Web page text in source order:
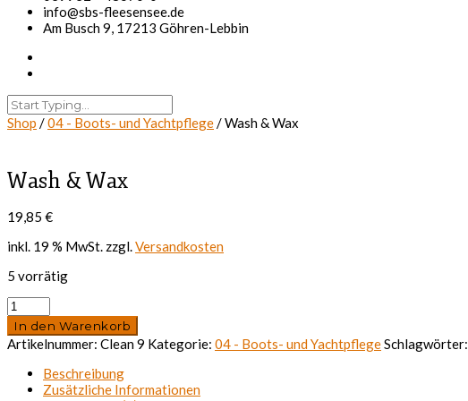
info@sbs-fleesensee.de
Am Busch 9, 17213 Göhren-Lebbin
Shop /04 - Boots- und Yachtpflege/ Wash & Wax
Wash & Wax
19,85 €
inkl. 19 % MwSt. zzgl.Versandkosten
5 vorrätig
Wash
&
Wax
Menge
In den Warenkorb
Artikelnummer: Clean 9 Kategorie: 04 - Boots- und YachtpflegeSchlagwörter:
Beschreibung
Zusätzliche Informationen